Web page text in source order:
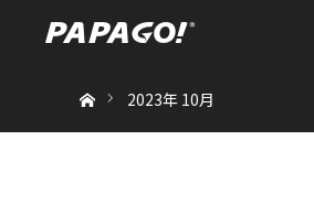
2023年 10月